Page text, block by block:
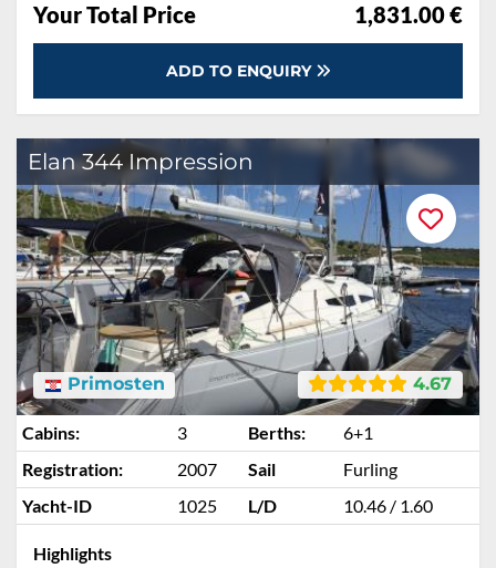
Your Total Price 1,831.00 €
ADD TO ENQUIRY
Elan 344 Impression
4.67
Primosten
Cabins: 3 Berths:
6+1
Registration:
2007 Sail
Furling
Yacht-ID
1025 L/D 10.46 / 1.60
Highlights